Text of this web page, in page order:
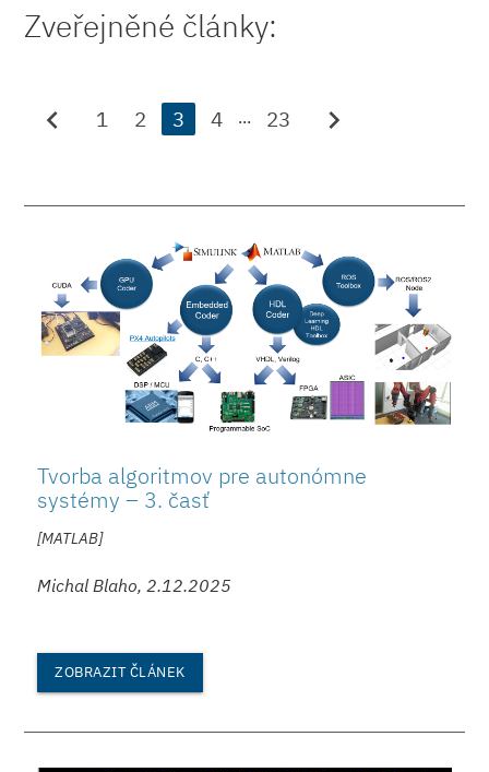
Zveřejněné články:
chevron_left 1 2 3 4 ... 23 chevron_right
Tvorba algoritmov pre autonómne
systémy – 3. časť
[MATLAB]
Michal Blaho, 2.12.2025
ZOBRAZIT ČLÁNEK